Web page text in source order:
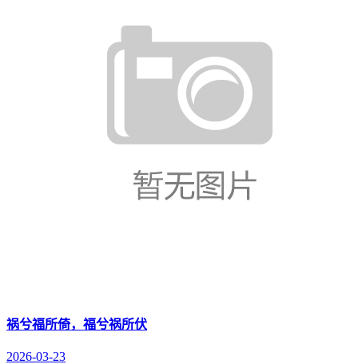
祸兮福所倚，福兮祸所伏
2026-03-23